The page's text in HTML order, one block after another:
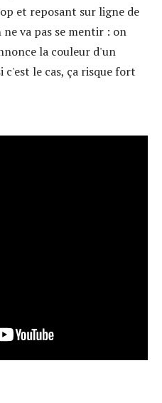
et reposant sur ligne de
ne va pas se mentir : on
la couleur d'un
c'est le cas, ça risque fort